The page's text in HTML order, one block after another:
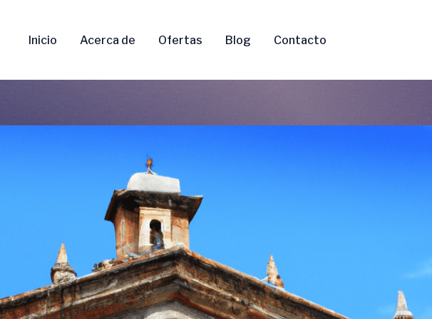
Inicio Acerca de Ofertas Blog Contacto